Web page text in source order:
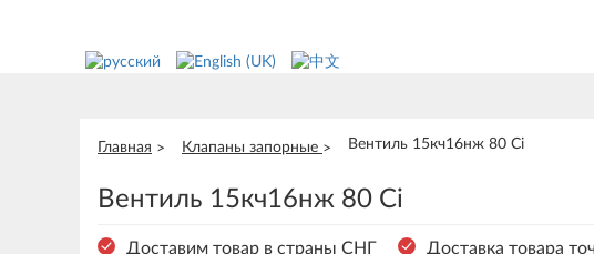
Главная Клапаны запорные Вентиль 15кч16нж 80 Ci
Вентиль 15кч16нж 80 Ci
Доставим товар в страны СНГ Доставка товара